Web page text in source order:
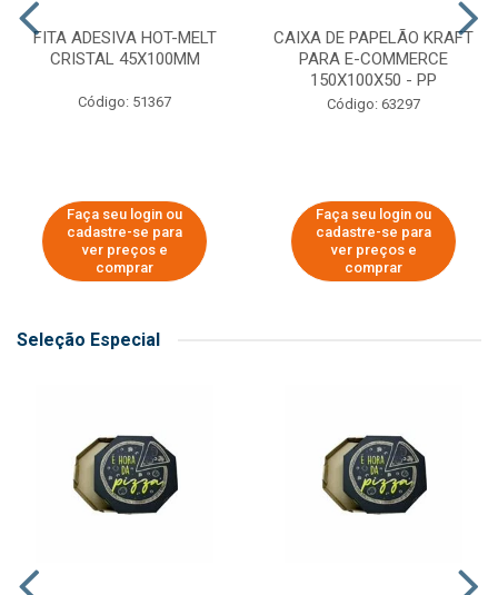
FITA ADESIVA HOT-MELT
CRISTAL 45X100MM
Código: 51367
Faça seu login ou
cadastre-se para
ver preços e
comprar
CAIXA DE PAPELÃO KRAFT
PARA E-COMMERCE
150X100X50 - PP
Código: 63297
Faça seu login ou
cadastre-se para
ver preços e
comprar
Seleção Especial